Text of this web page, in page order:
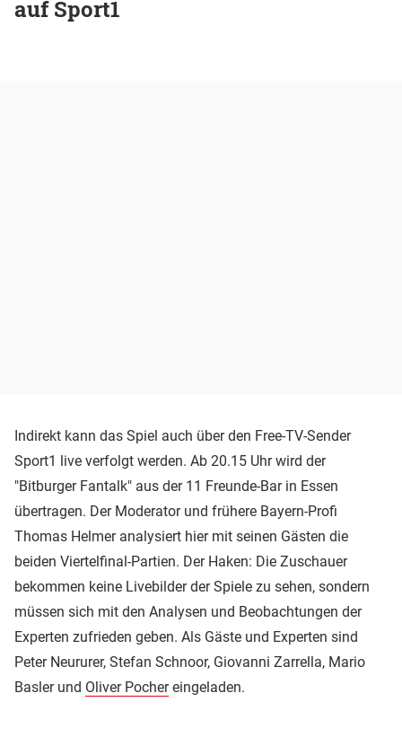
auf Sport1
Indirekt kann das Spiel auch über den Free-TV-Sender
Sport1 live verfolgt werden. Ab 20.15 Uhr wird der
"Bitburger Fantalk" aus der 11 Freunde-Bar in Essen
übertragen. Der Moderator und frühere Bayern-Profi
Thomas Helmer analysiert hier mit seinen Gästen die
beiden Viertelfinal-Partien. Der Haken: Die Zuschauer
bekommen keine Livebilder der Spiele zu sehen, sondern
müssen sich mit den Analysen und Beobachtungen der
Experten zufrieden geben. Als Gäste und Experten sind
Peter Neururer, Stefan Schnoor, Giovanni Zarrella, Mario
Basler und Oliver Pochereingeladen.